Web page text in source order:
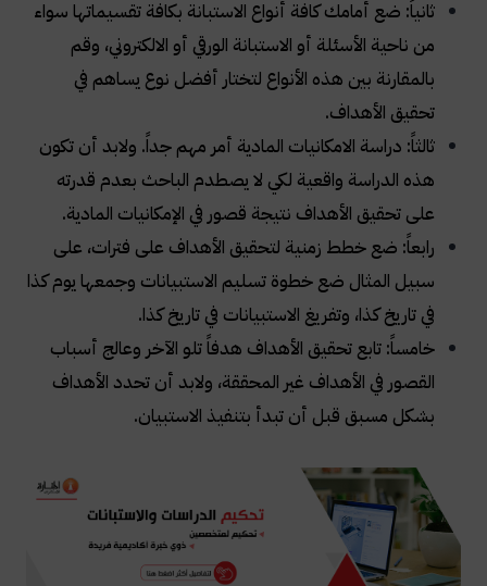
ثانياً: ضع أمامك كافة أنواع الاستبانة بكافة تقسيماتها سواء
من ناحية الأسئلة أو الاستبانة الورقي أو الالكتروني، وقم
بالمقارنة بين هذه الأنواع لتختار أفضل نوع يساهم في
تحقيق الأهداف.
ثالثاً: دراسة الامكانيات المادية أمر مهم جداً. ولابد أن تكون
هذه الدراسة واقعية لكي لا يصطدم الباحث بعدم قدرته
على تحقيق الأهداف نتيجة قصور في الإمكانيات المادية.
رابعاً: ضع خطط زمنية لتحقيق الأهداف على فترات، على
سبيل المثال ضع خطوة تسليم الاستبيانات وجمعها يوم كذا
في تاريخ كذا، وتفريغ الاستبيانات في تاريخ كذا.
خامساً: تابع تحقيق الأهداف هدفاً تلو الآخر وعالج أسباب
القصور في الأهداف غير المحققة، ولابد أن تحدد الأهداف
بشكل مسبق قبل أن تبدأ بتنفيذ الاستبيان.